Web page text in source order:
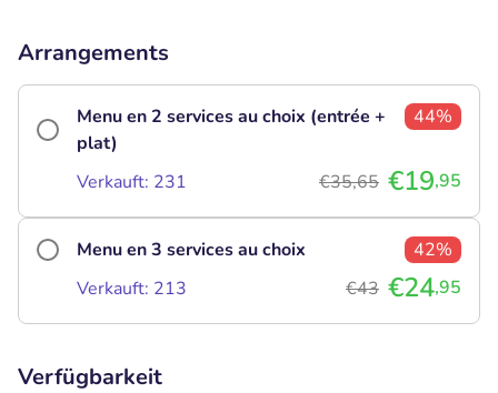
Arrangements
Menu en 2 services au choix (entrée +
plat)
44%
Verkauft: 231 €35,65 €19,95
Menu en 3 services au choix
42%
Verkauft: 213
€43 €24,95
Verfügbarkeit